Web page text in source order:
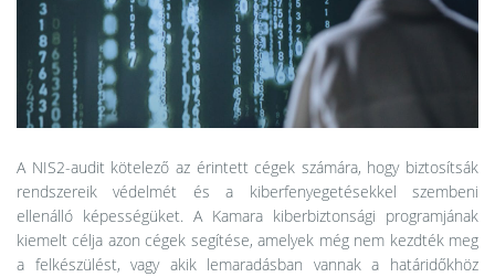
A NIS2-audit kötelező az érintett cégek számára, hogy biztosítsák
rendszereik védelmét és a kiberfenyegetésekkel szembeni
ellenálló képességüket. A Kamara kiberbiztonsági programjának
kiemelt célja azon cégek segítése, amelyek még nem kezdték meg
a felkészülést, vagy akik lemaradásban vannak a határidőkhöz